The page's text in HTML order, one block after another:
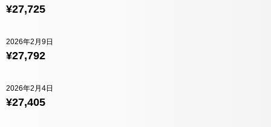
¥27,725
¥27,792
2026年2月9日
¥27,405
2026年2月4日